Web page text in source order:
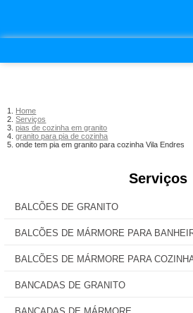
Home
Serviços
pias de cozinha em granito
granito para pia de cozinha
onde tem pia em granito para cozinha Vila Endres
Serviços
BALCÕES DE GRANITO
BALCÕES DE MÁRMORE PARA
BALCÕES DE MÁRMORE PARA
BANCADAS DE GRANITO